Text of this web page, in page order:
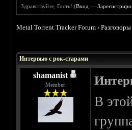
Здравствуйте, Гость! (Вход —
Metal Torrent Tracker Forum ›
Интервью с рок-старами
shamanist
Member
В